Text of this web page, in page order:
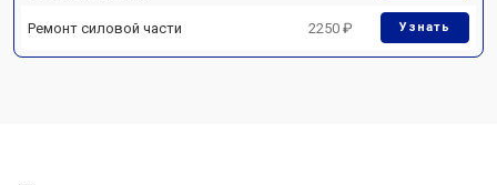
Ремонт силовой части 2250 ₽ Узнать